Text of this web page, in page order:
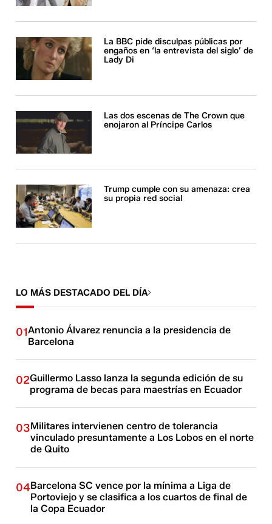
La BBC pide disculpas públicas por
engaños en ‘la entrevista del siglo’ de
Lady Di
Las dos escenas de The Crown que
enojaron al Príncipe Carlos
Trump cumple con su amenaza: crea
su propia red social
LO MÁS DESTACADO DEL DÍA
01Antonio Álvarez renuncia a la presidencia de
Barcelona
02Guillermo Lasso lanza la segunda edición de su
programa de becas para maestrías en Ecuador
03Militares intervienen centro de tolerancia
vinculado presuntamente a Los Lobos en el norte
de Quito
04Barcelona SC vence por la mínima a Liga de
Portoviejo y se clasifica a los cuartos de final de
la Copa Ecuador